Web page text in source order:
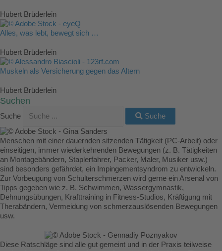
Hubert Brüderlein
Alles, was lebt, bewegt sich …
Hubert Brüderlein
Muskeln als Versicherung gegen das Altern
Hubert Brüderlein
Suchen
Suche Suche
Menschen mit einer dauernden sitzenden Tätigkeit (PC-Arbeit) oder
einseitigen, immer wiederkehrenden Bewegungen (z. B. Tätigkeiten
an Montagebändern, Staplerfahrer, Packer, Maler, Musiker usw.)
sind besonders gefährdet, ein Impingementsyndrom zu entwickeln.
Zur Vorbeugung von Schulterschmerzen wird gerne ein Arsenal von
Tipps gegeben wie z. B. Schwimmen, Wassergymnastik,
Dehnungsübungen, Krafttraining in Fitness-Studios, Kräftigung mit
Therabändern, Vermeidung von schmerzauslösenden Bewegungen
usw.
Diese Ratschläge sind alle gut gemeint und in der Praxis teilweise